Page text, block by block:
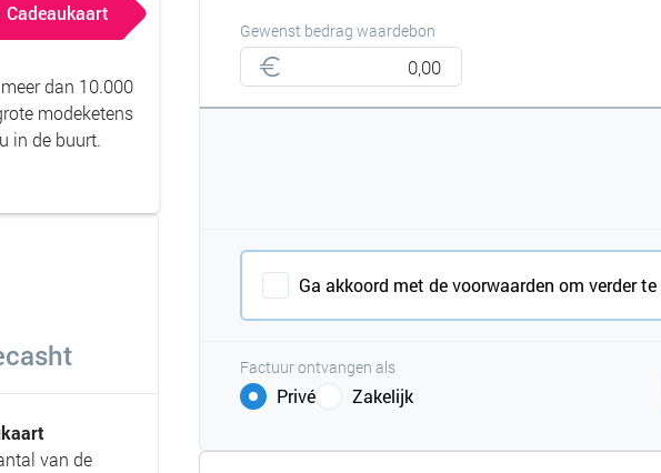
Cadeaukaart
dan 10.000
modeketens
in de buurt.
van de
Gewenst bedrag waardebon
Ga akkoord met de voorwaarden om verder te
Factuur ontvangen als
Privé Zakelijk